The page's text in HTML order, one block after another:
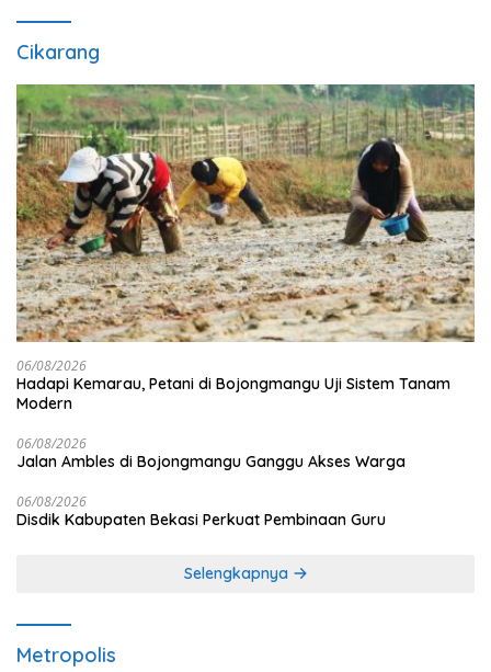
Cikarang
06/08/2026
Hadapi Kemarau, Petani di Bojongmangu Uji Sistem Tanam
Modern
06/08/2026
Jalan Ambles di Bojongmangu Ganggu Akses Warga
06/08/2026
Disdik Kabupaten Bekasi Perkuat Pembinaan Guru
Selengkapnya
Metropolis